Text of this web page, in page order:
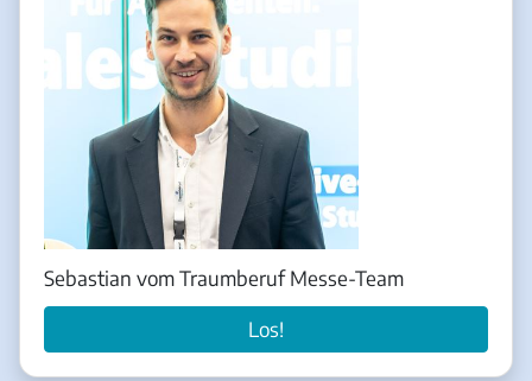
Sebastian vom Traumberuf Messe-Team
Los!